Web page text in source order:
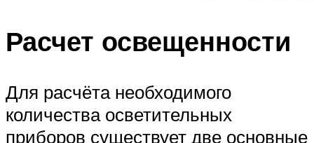
Расчет освещенности
Для расчёта необходимого
количества осветительных
приборов существует две основные